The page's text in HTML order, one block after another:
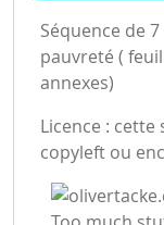
Séquence de
pauvreté (
annexes)
Licence :
copyleft ou